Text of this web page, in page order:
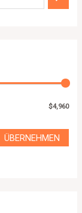
$4,960
ÜBERNEHMEN